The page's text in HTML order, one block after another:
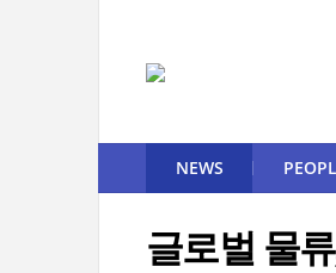
NEWS
글로벌 물